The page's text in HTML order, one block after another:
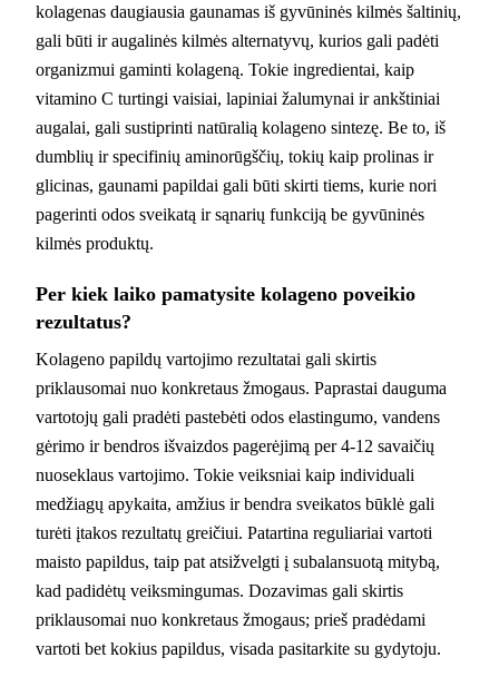
kolagenas daugiausia gaunamas iš gyvūninės kilmės šaltinių,
gali būti ir augalinės kilmės alternatyvų, kurios gali padėti
organizmui gaminti kolageną. Tokie ingredientai, kaip
vitamino C turtingi vaisiai, lapiniai žalumynai ir ankštiniai
augalai, gali sustiprinti natūralią kolageno sintezę. Be to, iš
dumblių ir specifinių aminorūgščių, tokių kaip prolinas ir
glicinas, gaunami papildai gali būti skirti tiems, kurie nori
pagerinti odos sveikatą ir sąnarių funkciją be gyvūninės
kilmės produktų.
Per kiek laiko pamatysite kolageno poveikio
rezultatus?
Kolageno papildų vartojimo rezultatai gali skirtis
priklausomai nuo konkretaus žmogaus. Paprastai dauguma
vartotojų gali pradėti pastebėti odos elastingumo, vandens
gėrimo ir bendros išvaizdos pagerėjimą per 4-12 savaičių
nuoseklaus vartojimo. Tokie veiksniai kaip individuali
medžiagų apykaita, amžius ir bendra sveikatos būklė gali
turėti įtakos rezultatų greičiui. Patartina reguliariai vartoti
maisto papildus, taip pat atsižvelgti į subalansuotą mitybą,
kad padidėtų veiksmingumas. Dozavimas gali skirtis
priklausomai nuo konkretaus žmogaus; prieš pradėdami
vartoti bet kokius papildus, visada pasitarkite su gydytoju.